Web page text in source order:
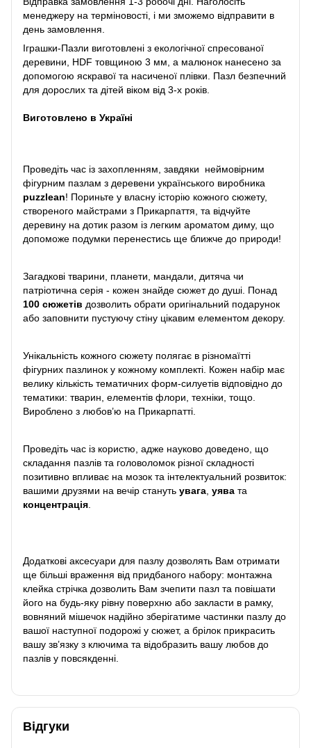
менеджеру на терміновості, і ми зможемо відправити в
день замовлення.
Іграшки-Пазли виготовлені з екологічної спресованої
деревини, HDF товщиною 3 мм, а малюнок нанесено за
допомогою яскравої та насиченої плівки. Пазл безпечний
для дорослих та дітей віком від 3-х років.
Виготовлено в Україні
Проведіть час із захопленням, завдяки неймовірним
фігурним пазлам з деревени українського виробника
puzzlean! Пориньте у власну історію кожного сюжету,
створеного майстрами з Прикарпаття, та відчуйте
деревину на дотик разом із легким ароматом диму, що
допоможе подумки перенестись ще ближче до природи!
Загадкові тварини, планети, мандали, дитяча чи
патріотична серія - кожен знайде сюжет до душі. Понад
100 сюжетів дозволить обрати оригінальний подарунок
або заповнити пустуючу стіну цікавим елементом декору.
Унікальність кожного сюжету полягає в різномаїтті
фігурних пазлинок у кожному комплекті. Кожен набір має
велику кількість тематичних форм-силуетів відповідно до
тематики: тварин, елементів флори, техніки, тощо.
Вироблено з любов’ю на Прикарпатті.
Проведіть час із користю, адже науково доведено, що
складання пазлів та головоломок різної складності
позитивно впливає на мозок та інтелектуальний розвиток:
вашими друзями на вечір стануть увага, уява та
концентрація.
Додаткові аксесуари для пазлу дозволять Вам отримати
ще більші враження від придбаного набору: монтажна
клейка стрічка дозволить Вам зчепити пазл та повішати
його на будь-яку рівну поверхню або закласти в рамку,
вовняний мішечок надійно зберігатиме частинки пазлу до
вашої наступної подорожі у сюжет, а брілок прикрасить
вашу зв’язку з ключима та відобразить вашу любов до
пазлів у повсякденні.
Відгуки